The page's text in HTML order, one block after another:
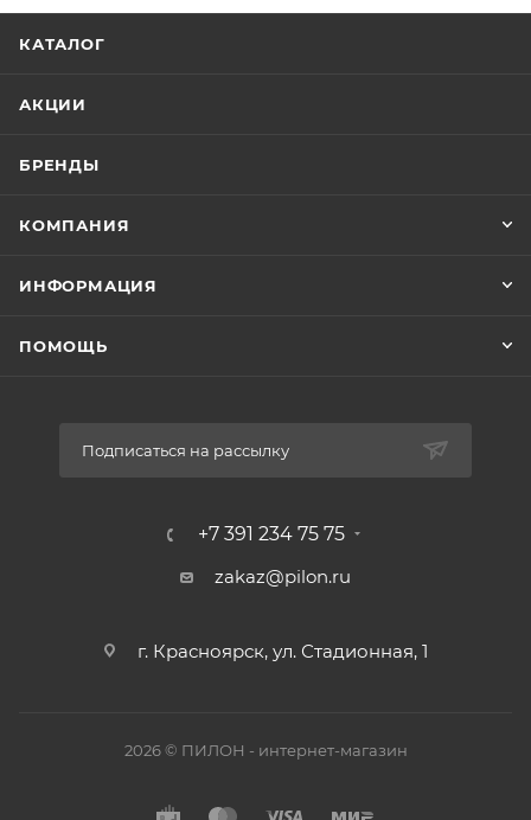
КАТАЛОГ
АКЦИИ
БРЕНДЫ
КОМПАНИЯ
ИНФОРМАЦИЯ
ПОМОЩЬ
Подписаться на рассылку
+7 391 234 75 75
zakaz@pilon.ru
г. Красноярск, ул. Стадионная, 1
2026 © ПИЛОН - интернет-магазин